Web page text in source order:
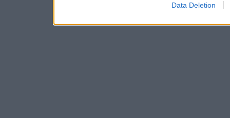
Data Deletion